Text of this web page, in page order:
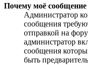
Почему моё сообщение
Администратор
сообщения
отправкой на
администратор
сообщения
быть